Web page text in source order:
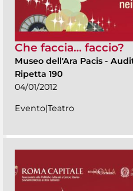
Che faccia… faccio?
Museo dell'Ara Pacis -
Ripetta 190
04/01/2012
Evento|Teatro